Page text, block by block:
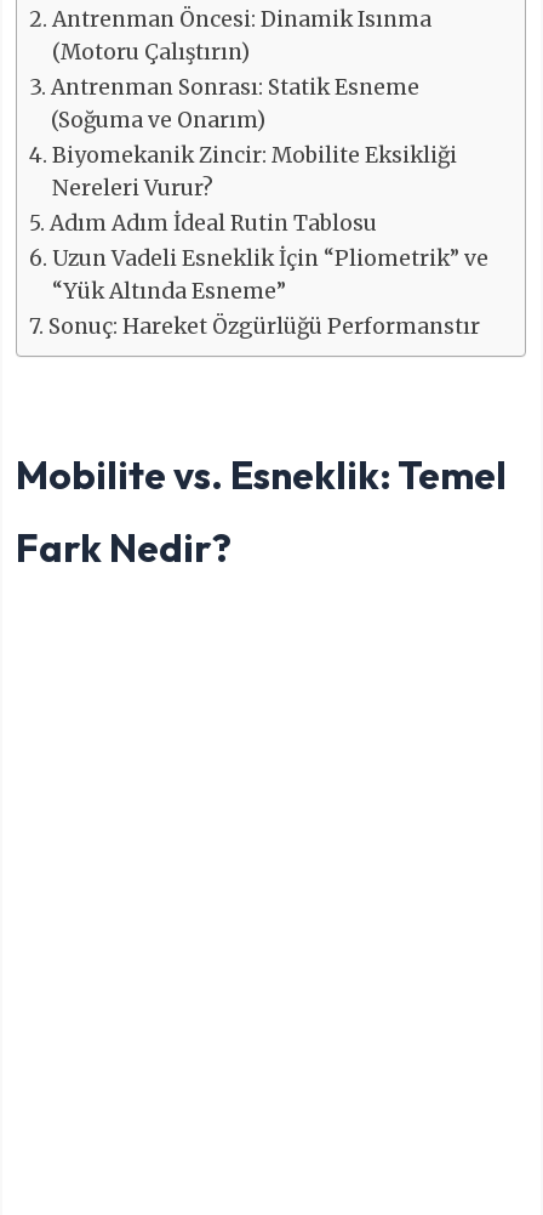
Antrenman Öncesi: Dinamik Isınma
(Motoru Çalıştırın)
Antrenman Sonrası: Statik Esneme
(Soğuma ve Onarım)
Biyomekanik Zincir: Mobilite Eksikliği
Nereleri Vurur?
Adım Adım İdeal Rutin Tablosu
Uzun Vadeli Esneklik İçin “Pliometrik” ve
“Yük Altında Esneme”
Sonuç: Hareket Özgürlüğü Performanstır
Mobilite vs. Esneklik: Temel
Fark Nedir?